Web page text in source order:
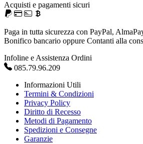
Acquisti e pagamenti sicuri
Paga in tutta sicurezza con PayPal,
Bonifico bancario oppure Contanti alla
Infoline e Assistenza Ordini
085.79.96.209
Informazioni Utili
Termini & Condizioni
Privacy Policy
Diritto di Recesso
Metodi di Pagamento
Spedizioni e Consegne
Garanzie